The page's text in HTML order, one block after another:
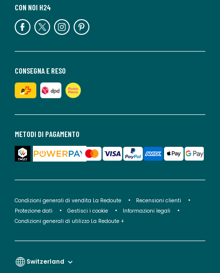
METODI DI PAGAMENTO
CONSEGNA E RESO
CON NOI H24
Condizioni generali di vendita La Redoute
Recensioni clienti
Protezione dati
Gestisci i cookie
Informazioni legali
Condizioni generali di utilizzo La Redoute +
Switzerland